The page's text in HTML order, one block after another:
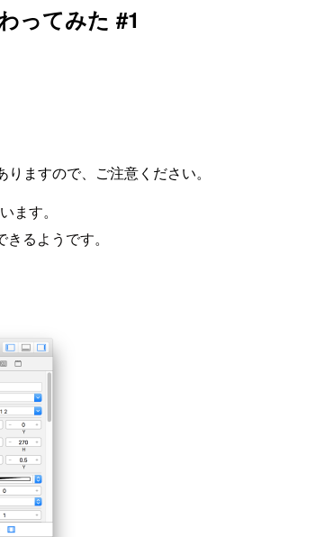
ってみた #1
ますので、ご注意ください。
ます。
るようです。